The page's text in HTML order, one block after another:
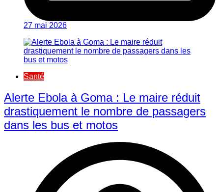
27 mai 2026
Santé
Alerte Ebola à Goma : Le maire réduit
drastiquement le nombre de passagers
dans les bus et motos